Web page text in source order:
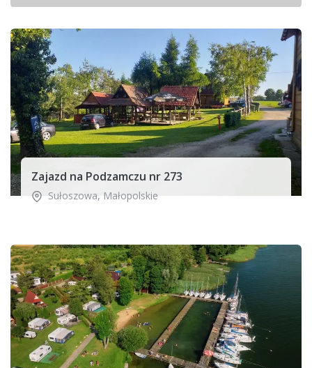
Zajazd na Podzamczu nr 273
Sułoszowa, Małopolskie